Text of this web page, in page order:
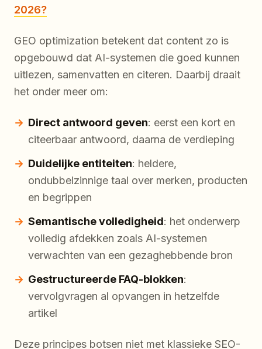
2026?
GEO optimization betekent dat content zo is
opgebouwd dat AI-systemen die goed kunnen
uitlezen, samenvatten en citeren. Daarbij draait
het onder meer om:
Direct antwoord geven: eerst een kort en
citeerbaar antwoord, daarna de verdieping
Duidelijke entiteiten: heldere,
ondubbelzinnige taal over merken, producten
en begrippen
Semantische volledigheid: het onderwerp
volledig afdekken zoals AI-systemen
verwachten van een gezaghebbende bron
Gestructureerde FAQ-blokken:
vervolgvragen al opvangen in hetzelfde
artikel
Deze principes botsen niet met klassieke SEO-